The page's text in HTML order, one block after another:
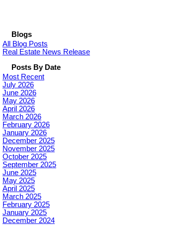
Blogs
All Blog Posts
Real Estate News Release
Posts By Date
Most Recent
July 2026
June 2026
May 2026
April 2026
March 2026
February 2026
January 2026
December 2025
November 2025
October 2025
September 2025
June 2025
May 2025
April 2025
March 2025
February 2025
January 2025
December 2024